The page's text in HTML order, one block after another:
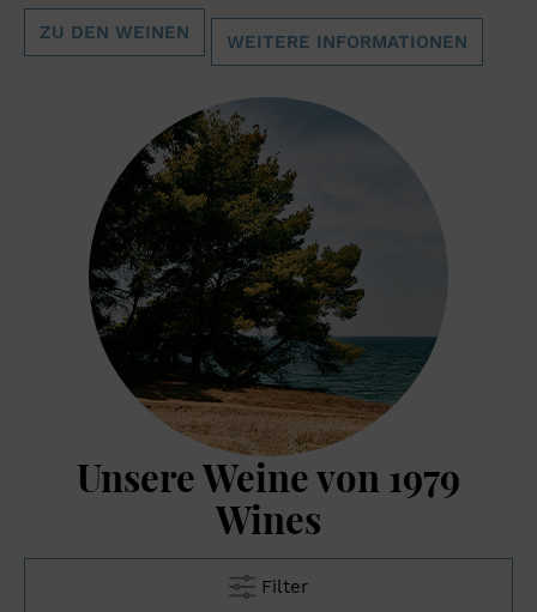
Lebensgefühls. Über Generationen hinweg war er fester
Bestandteil des Alltags der Menschen – als
Grundnahrungsmittel, als Symbol für Zusammenkünfte und als
einfaches Urlaubsmitbringsel unterschätzt, doch heute
Retsina eine Renaissance: präzise vinifiziert, aromatisch
komplex und voller Respekt für seine Herkunft. Dabei steht das
Harz nicht nur symbolisch, sondern tatsächlich im Zentrum
seiner Identität – es ist sein Ursprung, sein Wesen. Inspiriert
von der Vergangenheit und ausgestattet mit dem Wissen und
Können von heute, schlägt das Projekt 1979WINES
Leitung von Eleni Kechri ein neues Kapitel auf. Retsina wird hier
radikal neu gedacht: klar, modern, elegant. Mit jedem Schluck
wird spürbar: Dieser Wein ist definitiv im 21. Jahrhundert
angekommen!
ZU DEN WEINEN WEITERE INFORMATIONEN
Unsere Weine von 1979
Wines
Filter